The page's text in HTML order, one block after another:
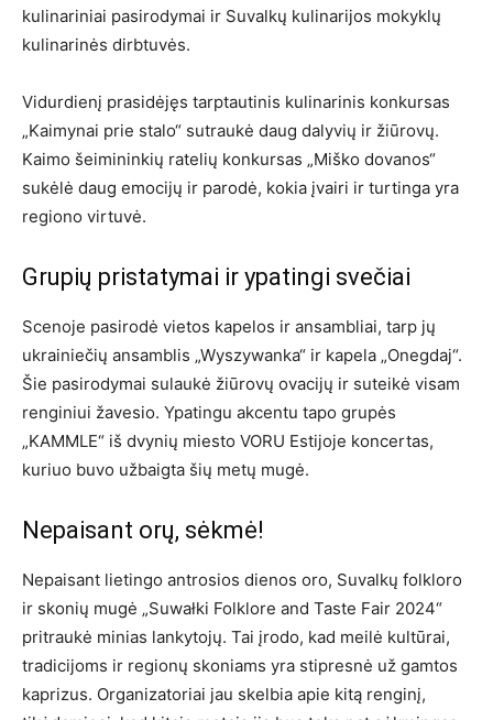
kulinariniai pasirodymai ir Suvalkų kulinarijos mokyklų
kulinarinės dirbtuvės.
Vidurdienį prasidėjęs tarptautinis kulinarinis konkursas
„Kaimynai prie stalo“ sutraukė daug dalyvių ir žiūrovų.
Kaimo šeimininkių ratelių konkursas „Miško dovanos“
sukėlė daug emocijų ir parodė, kokia įvairi ir turtinga yra
regiono virtuvė.
Grupių pristatymai ir ypatingi svečiai
Scenoje pasirodė vietos kapelos ir ansambliai, tarp jų
ukrainiečių ansamblis „Wyszywanka“ ir kapela „Onegdaj“.
Šie pasirodymai sulaukė žiūrovų ovacijų ir suteikė visam
renginiui žavesio. Ypatingu akcentu tapo grupės
„KAMMLE“ iš dvynių miesto VORU Estijoje koncertas,
kuriuo buvo užbaigta šių metų mugė.
Nepaisant orų, sėkmė!
Nepaisant lietingo antrosios dienos oro, Suvalkų folkloro
ir skonių mugė „Suwałki Folklore and Taste Fair 2024“
pritraukė minias lankytojų. Tai įrodo, kad meilė kultūrai,
tradicijoms ir regionų skoniams yra stipresnė už gamtos
kaprizus. Organizatoriai jau skelbia apie kitą renginį,